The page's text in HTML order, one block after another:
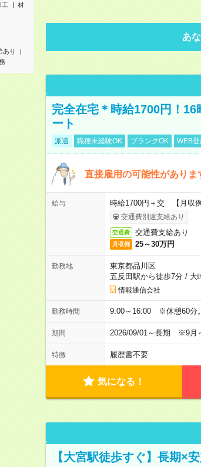
工
材
あり
あ
完全在宅＊時給1700円！
ート
派遣 職種未経験OK ブランクOK WEB
直接雇用の可能性がありま
給与 時給1700円＋交 【月収
交通費別途支給あり
交通費 交通費支給あり
月収例 25～30万円
勤務地
東京都品川区
五反田駅から徒歩7分/ 大
情報通信会社
勤務時間 9:00～16:00 ※休憩60分
期間 2026/09/01～長期 ※9月
特徴 履歴書不要
気になる！
【大宮駅徒歩すぐ】長期×